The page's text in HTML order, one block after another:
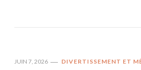
JUIN 7, 2026 DIVERTISSEMENT ET